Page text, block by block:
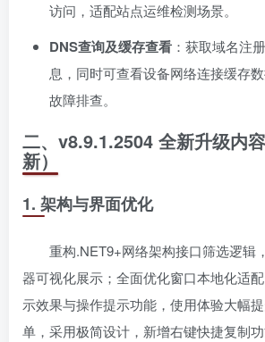
访问，适配站点运维检测场景。
DNS查询及缓存查看 ：获取域名注
息，同时可查看设备网络连接缓存
故障排查。
二、v8.9.1.2504 全新升级内
新）
1. 架构与界面优化
重构.NET9+网络架构接口筛选逻辑
器可视化展示；全面优化窗口本地化适
示效果与操作提示功能，使用体验大幅
单，采用极简设计，新增右键快捷复制